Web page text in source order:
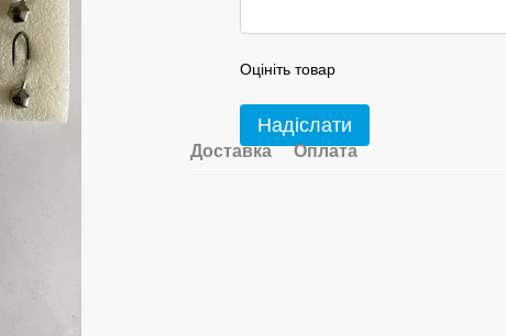
Оцініть товар
Надіслати
Доставка Оплата